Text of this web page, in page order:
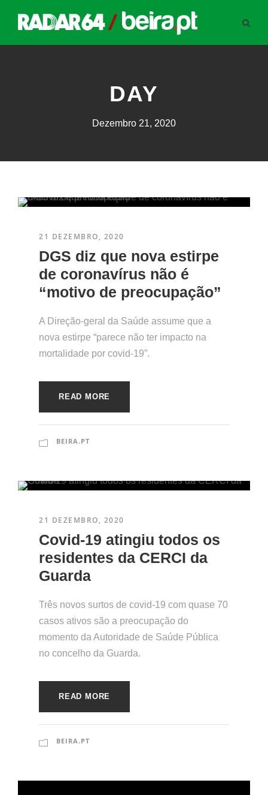
DAY
Dezembro 21, 2020
21 DEZEMBRO, 2020
DGS diz que nova estirpe
de coronavírus não é
“motivo de preocupação”
A Direção-geral da Saúde assume que a
nova estirpe “parece não ter impacto na
mortalidade por covid-19”.
READ MORE
BEIRA.PT
21 DEZEMBRO, 2020
Covid-19 atingiu todos os
residentes da CERCI da
Guarda
Três novos surtos de covid-19 com quase 70
casos ativos são a preocupação do
momento da Autoridade de Saúde Pública
no concelho da Guarda.
READ MORE
BEIRA.PT